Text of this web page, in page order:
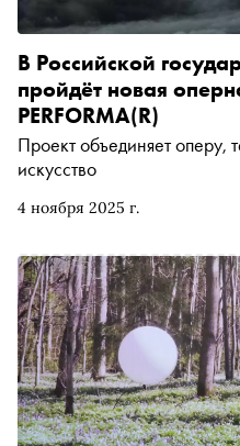
4 ноября 2025 г.
В Российской
пройдёт новая
PERFORMA(R)
Проект объединяет оперу,
искусство